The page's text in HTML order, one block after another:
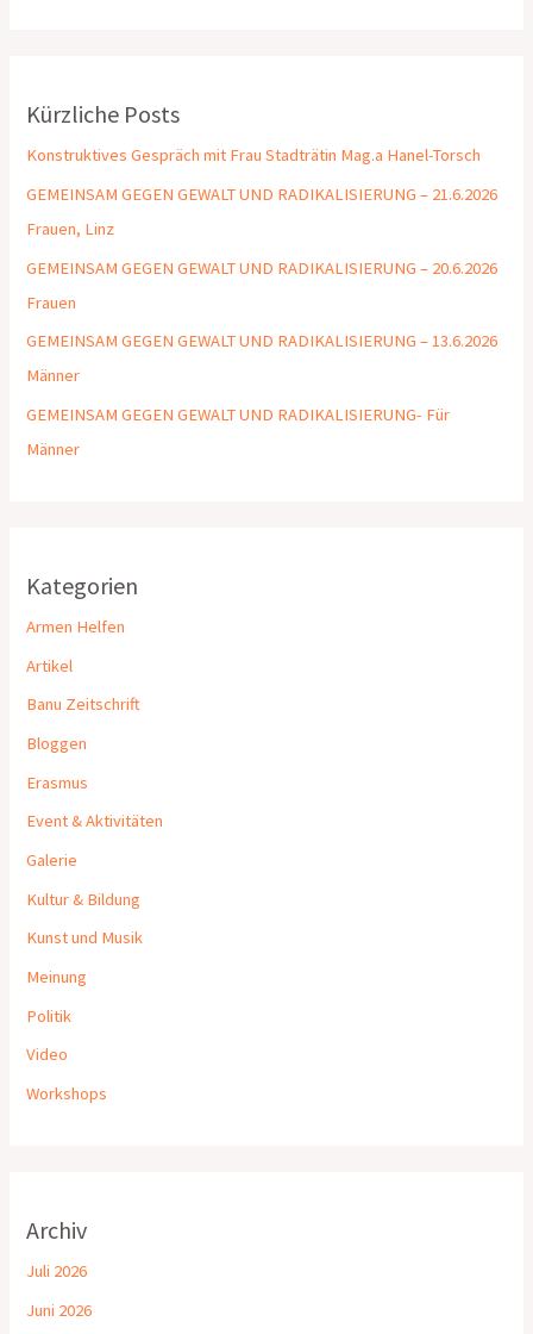
Kürzliche Posts
Konstruktives Gespräch mit Frau Stadträtin Mag.a Hanel-Torsch
GEMEINSAM GEGEN GEWALT UND RADIKALISIERUNG – 21.6.2026
Frauen, Linz
GEMEINSAM GEGEN GEWALT UND RADIKALISIERUNG – 20.6.2026
Frauen
GEMEINSAM GEGEN GEWALT UND RADIKALISIERUNG – 13.6.2026
Männer
GEMEINSAM GEGEN GEWALT UND RADIKALISIERUNG- Für
Männer
Kategorien
Armen Helfen
Artikel
Banu Zeitschrift
Bloggen
Erasmus
Event & Aktivitäten
Galerie
Kultur & Bildung
Kunst und Musik
Meinung
Politik
Video
Workshops
Archiv
Juli 2026
Juni 2026